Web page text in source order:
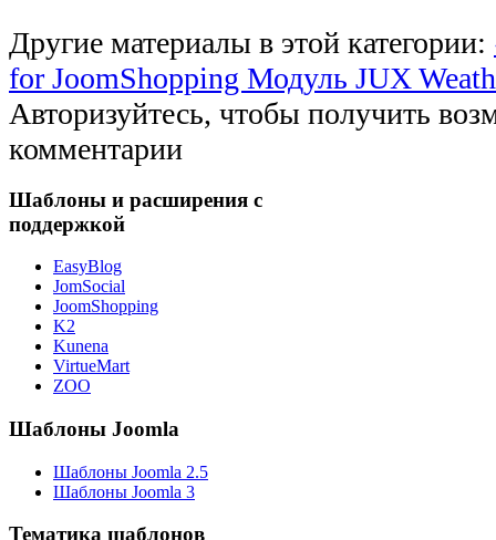
Другие материалы в этой категории:
for JoomShopping Модуль JUX
Авторизуйтесь, чтобы получить
комментарии
Шаблоны и расширения с
поддержкой
EasyBlog
JomSocial
JoomShopping
K2
Kunena
VirtueMart
ZOO
Шаблоны Joomla
Шаблоны Joomla 2.5
Шаблоны Joomla 3
Тематика шаблонов